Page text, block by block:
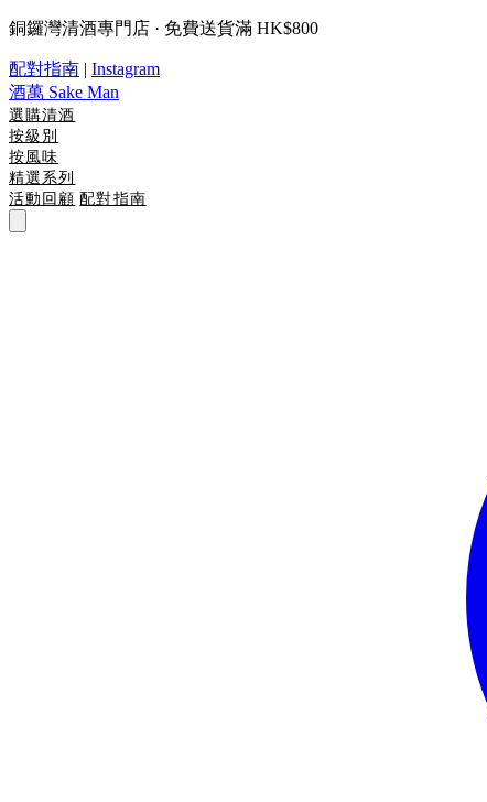
銅鑼灣清酒專門店 · 免費送貨滿 HK$800
配對指南 | Instagram
酒萬 Sake Man
選購清酒
按級別
按風味
精選系列
活動回顧 配對指南